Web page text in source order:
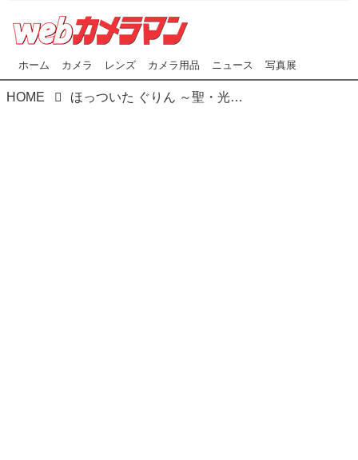
ホーム カメラ レンズ カメラ用品 ニュース 写真展
HOME ほっついた ぐりん ～聖・光岳 山旅の記